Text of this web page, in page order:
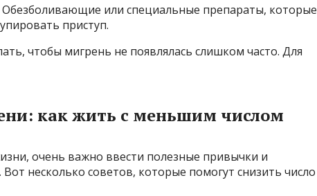
Обезболивающие или специальные препараты, которые
приступ.
чтобы мигрень не появлялась слишком часто. Для
как жить с меньшим числом
очень важно ввести полезные привычки и
несколько советов, которые помогут снизить число